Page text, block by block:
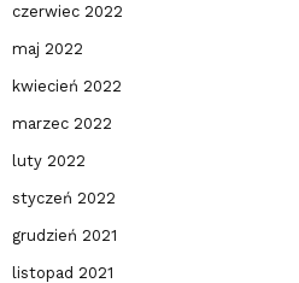
czerwiec 2022
maj 2022
kwiecień 2022
marzec 2022
luty 2022
styczeń 2022
grudzień 2021
listopad 2021